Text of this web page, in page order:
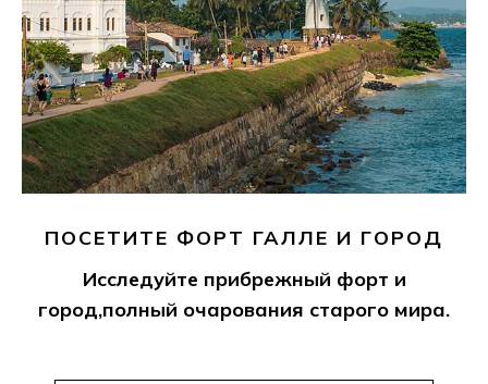
ПОСЕТИТЕ ФОРТ ГАЛЛЕ И ГОРОД
Исследуйте прибрежный форт и
город,полный очарования старого мира.